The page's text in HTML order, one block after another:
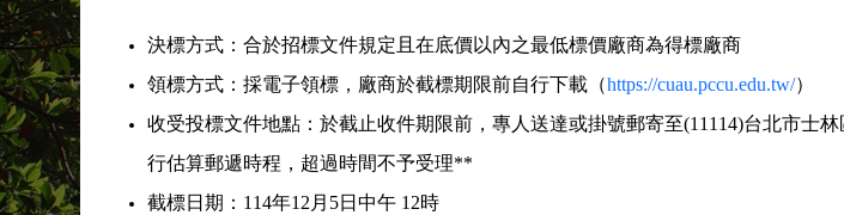
決標方式：合於招標文件規定且在底價以內之最低標價廠商為得標廠商
領標方式：採電子領標，廠商於截標期限前自行下載（https://cuau.pccu.edu.tw/）
收受投標文件地點：於截止收件期限前，專人送達或掛號郵寄至(11114)台北市士
行估算郵遞時程，超過時間不予受理**
截標日期：114年12月5日中午 12時